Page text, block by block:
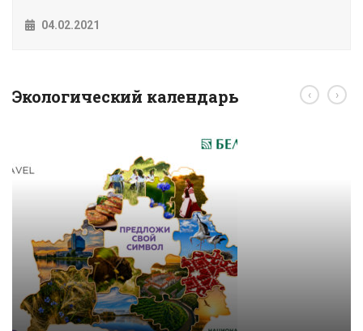
04.02.2021
Экологический календарь ‹ ›